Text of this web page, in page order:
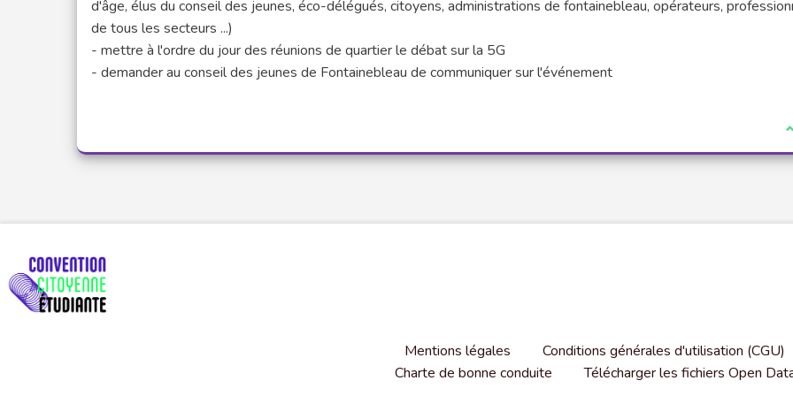
d'âge, élus du conseil des jeunes, éco-délégués, citoyens, administrations de fontainebleau, opérateurs,
de tous les secteurs ...)
- mettre à l'ordre du jour des réunions de quartier le débat sur la 5G
- demander au conseil des jeunes de Fontainebleau de communiquer sur l'événement
Mentions légales
Conditions générales d'utilisation (CGU)
Charte de bonne conduite
Télécharger les fichiers Open